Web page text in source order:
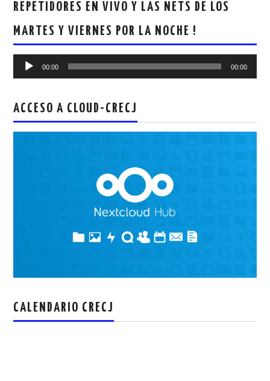
REPETIDORES EN VIVO Y LAS NETS DE LOS
MARTES Y VIERNES POR LA NOCHE !
Reproductor
00:00 00:00
ACCESO A CLOUD-CRECJ
CALENDARIO CRECJ